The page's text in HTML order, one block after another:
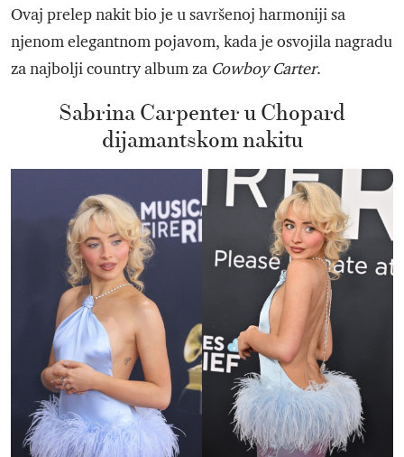
Ovaj prelep nakit bio je u savršenoj harmoniji sa
njenom elegantnom pojavom, kada je osvojila nagradu
za najbolji country album za Cowboy Carter.
Sabrina Carpenter u Chopard
dijamantskom nakitu